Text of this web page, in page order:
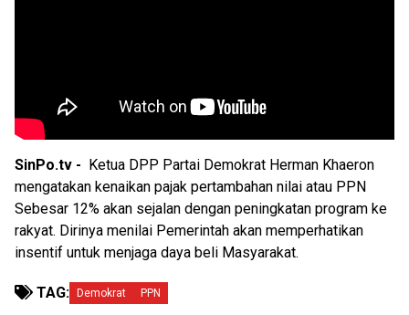
SinPo.tv -
Ketua DPP Partai Demokrat Herman Khaeron
mengatakan kenaikan pajak pertambahan nilai atau PPN
Sebesar 12% akan sejalan dengan peningkatan program ke
rakyat. Dirinya menilai Pemerintah akan memperhatikan
insentif untuk menjaga daya beli Masyarakat.
TAG: Demokrat PPN